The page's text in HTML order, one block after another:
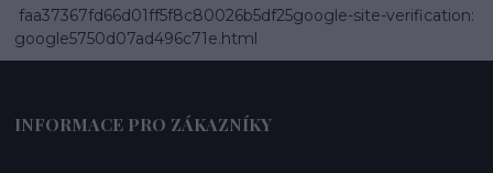
faa37367fd66d01ff5f8c80026b5df25google-site-verification:
google5750d07ad496c71e.html
INFORMACE PRO ZÁKAZNÍKY